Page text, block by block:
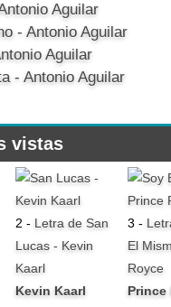
Aguilar
- Antonio Aguilar
Aguilar
- Antonio Aguilar
vistas
2 - Letra de San
Lucas - Kevin
Kaarl
Kevin Kaarl
3 -
El
Royce
Prince